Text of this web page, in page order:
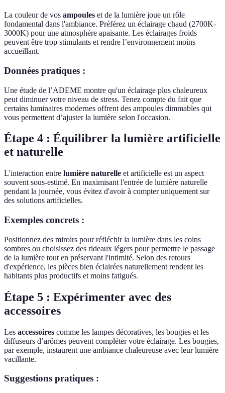
La couleur de vos ampoules et de la lumière joue un rôle
fondamental dans l'ambiance. Préférez un éclairage chaud (2700K-
3000K) pour une atmosphère apaisante. Les éclairages froids
peuvent être trop stimulants et rendre l’environnement moins
accueillant.
Données pratiques :
Une étude de l’ADEME montre qu'un éclairage plus chaleureux
peut diminuer votre niveau de stress. Tenez compte du fait que
certains luminaires modernes offrent des ampoules dimmables qui
vous permettent d’ajuster la lumière selon l'occasion.
Étape 4 : Équilibrer la lumière artificielle
et naturelle
L'interaction entre lumière naturelle et artificielle est un aspect
souvent sous-estimé. En maximisant l'entrée de lumière naturelle
pendant la journée, vous évitez d'avoir à compter uniquement sur
des solutions artificielles.
Exemples concrets :
Positionnez des miroirs pour réfléchir la lumière dans les coins
sombres ou choisissez des rideaux légers pour permettre le passage
de la lumière tout en préservant l'intimité. Selon des retours
d'expérience, les pièces bien éclairées naturellement rendent les
habitants plus productifs et moins fatigués.
Étape 5 : Expérimenter avec des
accessoires
Les accessoires comme les lampes décoratives, les bougies et les
diffuseurs d’arômes peuvent compléter votre éclairage. Les bougies,
par exemple, instaurent une ambiance chaleureuse avec leur lumière
vacillante.
Suggestions pratiques :